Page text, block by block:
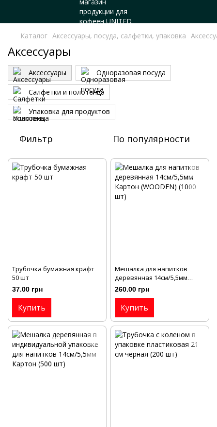
Каталог Аксессуары, посуда, салфетки, упаковка
Аксессуары
Аксессуары Одноразовая посуда
Салфетки и полотенца
Упаковка для продуктов
Фильтр По популярности
Трубочка бумажная крафт
50 шт
37.00 грн
Купить
Мешалка для напитков
деревянная 14см/5,5мм
Картон (WOODEN) (1000 шт)
260.00 грн
Купить